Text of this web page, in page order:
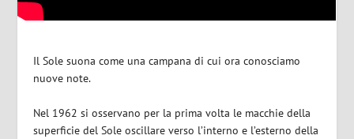
Il Sole suona come una campana di cui ora conosciamo
nuove note.
Nel 1962 si osservano per la prima volta le macchie della
superficie del Sole oscillare verso l’interno e l’esterno della